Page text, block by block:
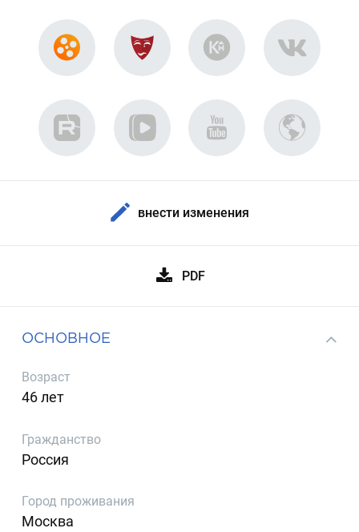
внести изменения
PDF
ОСНОВНОЕ
Возраст
46 лет
Гражданство
Россия
Город проживания
Москва